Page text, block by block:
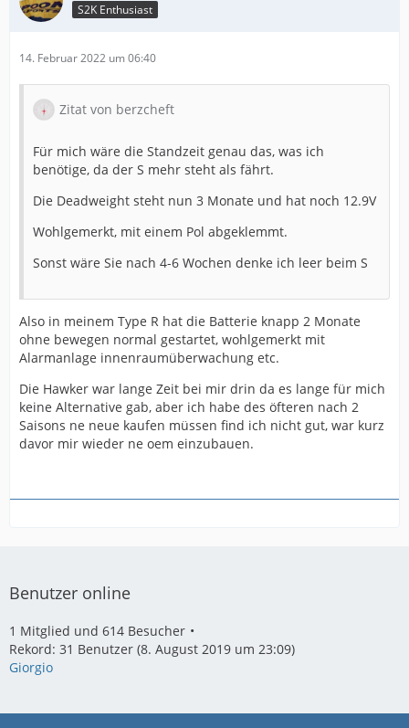
S2K Enthusiast
14. Februar 2022 um 06:40
Zitat von berzcheft
Für mich wäre die Standzeit genau das, was ich
benötige, da der S mehr steht als fährt.
Die Deadweight steht nun 3 Monate und hat noch 12.9V
Wohlgemerkt, mit einem Pol abgeklemmt.
Sonst wäre Sie nach 4-6 Wochen denke ich leer beim S
Also in meinem Type R hat die Batterie knapp 2 Monate
ohne bewegen normal gestartet, wohlgemerkt mit
Alarmanlage innenraumüberwachung etc.
Die Hawker war lange Zeit bei mir drin da es lange für mich
keine Alternative gab, aber ich habe des öfteren nach 2
Saisons ne neue kaufen müssen find ich nicht gut, war kurz
davor mir wieder ne oem einzubauen.
Benutzer online
1 Mitglied und 614 Besucher
Rekord: 31 Benutzer (8. August 2019 um 23:09)
Giorgio